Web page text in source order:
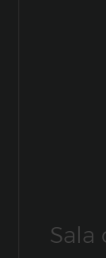
Sala